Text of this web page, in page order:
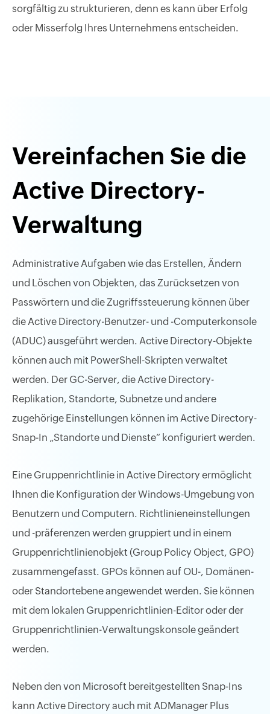
sorgfältig zu strukturieren, denn es kann über Erfolg
oder Misserfolg Ihres Unternehmens entscheiden.
Vereinfachen Sie die
Active Directory-
Verwaltung
Administrative Aufgaben wie das Erstellen, Ändern
und Löschen von Objekten, das Zurücksetzen von
Passwörtern und die Zugriffssteuerung können über
die Active Directory-Benutzer- und -Computerkonsole
(ADUC) ausgeführt werden. Active Directory-Objekte
können auch mit PowerShell-Skripten verwaltet
werden. Der GC-Server, die Active Directory-
Replikation, Standorte, Subnetze und andere
zugehörige Einstellungen können im Active Directory-
Snap-In „Standorte und Dienste“ konfiguriert werden.
Eine Gruppenrichtlinie in Active Directory ermöglicht
Ihnen die Konfiguration der Windows-Umgebung von
Benutzern und Computern. Richtlinieneinstellungen
und -präferenzen werden gruppiert und in einem
Gruppenrichtlinienobjekt (Group Policy Object, GPO)
zusammengefasst. GPOs können auf OU-, Domänen-
oder Standortebene angewendet werden. Sie können
mit dem lokalen Gruppenrichtlinien-Editor oder der
Gruppenrichtlinien-Verwaltungskonsole geändert
werden.
Neben den von Microsoft bereitgestellten Snap-Ins
kann Active Directory auch mit ADManager Plus